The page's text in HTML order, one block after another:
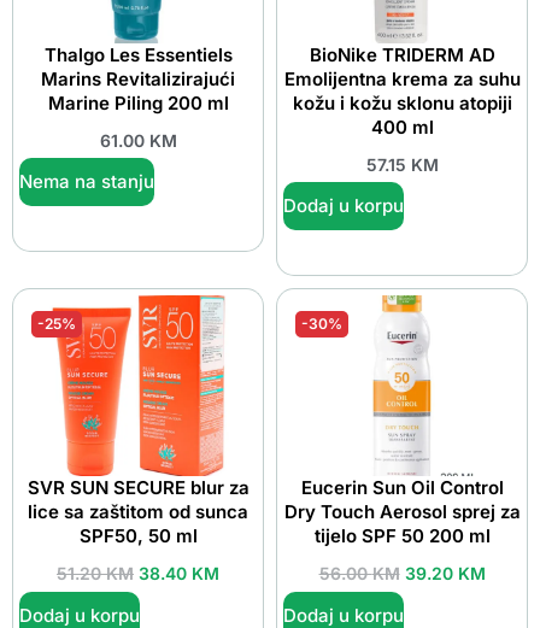
Thalgo Les Essentiels
Marins Revitalizirajući
Marine Piling 200 ml
61.00 KM
Nema na stanju
BioNike TRIDERM AD
Emolijentna krema za suhu
kožu i kožu sklonu atopiji
400 ml
57.15 KM
Dodaj u korpu
-25%
SVR SUN SECURE blur za
lice sa zaštitom od sunca
SPF50, 50 ml
51.20KM 38.40 KM
Dodaj u korpu
-30%
Eucerin Sun Oil Control
Dry Touch Aerosol sprej za
tijelo SPF 50 200 ml
56.00KM 39.20 KM
Dodaj u korpu